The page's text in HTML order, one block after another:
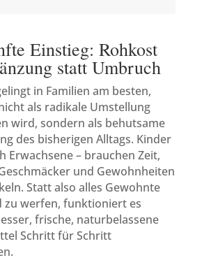
Einstieg: Rohkost
statt Umbruch
in Familien am besten,
als radikale Umstellung
wird, sondern als behutsame
des bisherigen Alltags. Kinder
Erwachsene – brauchen Zeit,
und Gewohnheiten
Statt also alles Gewohnte
zu werfen, funktioniert es
frische, naturbelassene
Schritt für Schritt